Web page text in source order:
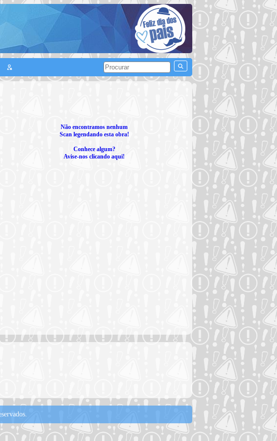
Não encontramos nenhum
Scan legendando esta obra!
Conhece algum?
Avise-nos clicando aqui!